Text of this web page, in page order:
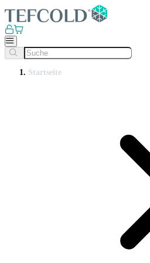
Startseite